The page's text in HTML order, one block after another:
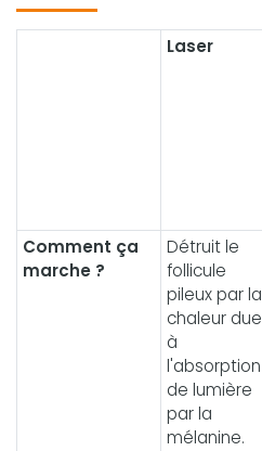
Laser
Comment ça
marche ?
Détruit le
follicule
pileux par la
chaleur due
à
l'absorption
de lumière
par la
mélanine.